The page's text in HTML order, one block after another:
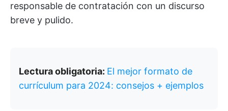
responsable de contratación con un discurso
breve y pulido.
Lectura obligatoria: El mejor formato de
currículum para 2024: consejos + ejemplos